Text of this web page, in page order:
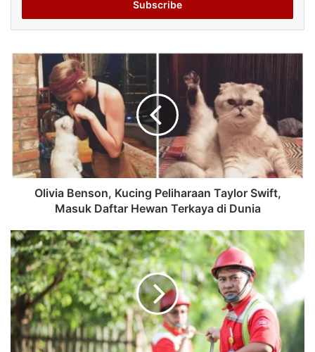
Olivia Benson, Kucing Peliharaan Taylor Swift,
Masuk Daftar Hewan Terkaya di Dunia